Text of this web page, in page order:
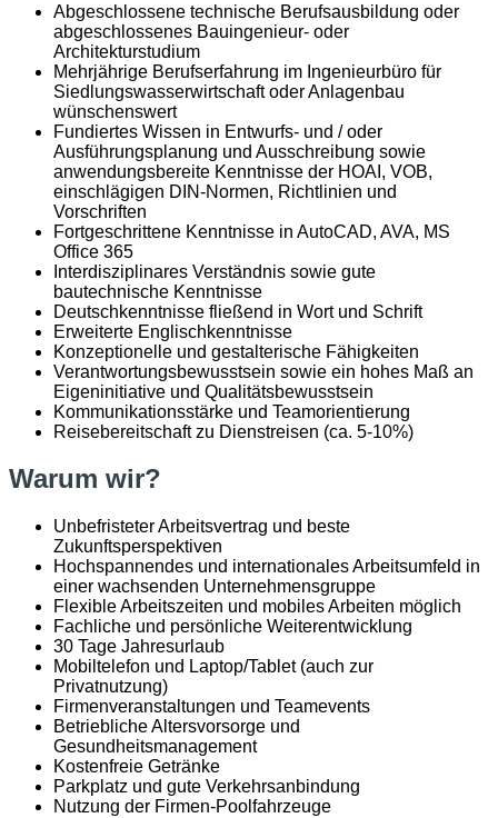
Abgeschlossene technische Berufsausbildung oder
abgeschlossenes Bauingenieur- oder
Architekturstudium
Mehrjährige Berufserfahrung im Ingenieurbüro für
Siedlungswasserwirtschaft oder Anlagenbau
wünschenswert
Fundiertes Wissen in Entwurfs- und / oder
Ausführungsplanung und Ausschreibung sowie
anwendungsbereite Kenntnisse der HOAI, VOB,
einschlägigen DIN-Normen, Richtlinien und
Vorschriften
Fortgeschrittene Kenntnisse in AutoCAD, AVA, MS
Office 365
Interdisziplinares Verständnis sowie gute
bautechnische Kenntnisse
Deutschkenntnisse fließend in Wort und Schrift
Erweiterte Englischkenntnisse
Konzeptionelle und gestalterische Fähigkeiten
Verantwortungsbewusstsein sowie ein hohes Maß an
Eigeninitiative und Qualitätsbewusstsein
Kommunikationsstärke und Teamorientierung
Reisebereitschaft zu Dienstreisen (ca. 5-10%)
Warum wir?
Unbefristeter Arbeitsvertrag und beste
Zukunftsperspektiven
Hochspannendes und internationales Arbeitsumfeld in
einer wachsenden Unternehmensgruppe
Flexible Arbeitszeiten und mobiles Arbeiten möglich
Fachliche und persönliche Weiterentwicklung
30 Tage Jahresurlaub
Mobiltelefon und Laptop/Tablet (auch zur
Privatnutzung)
Firmenveranstaltungen und Teamevents
Betriebliche Altersvorsorge und
Gesundheitsmanagement
Kostenfreie Getränke
Parkplatz und gute Verkehrsanbindung
Nutzung der Firmen-Poolfahrzeuge